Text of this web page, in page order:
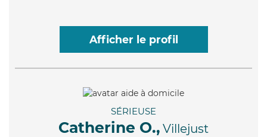
Afficher le profil
SÉRIEUSE
Catherine O., Villejust